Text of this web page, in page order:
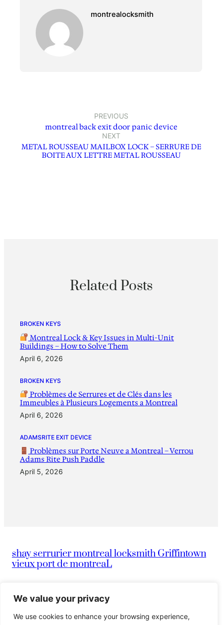
We value your privacy
We use cookies to enhance your browsing experience,
montrealocksmith
PREVIOUS
montreal back exit door panic device
NEXT
METAL ROUSSEAU MAILBOX LOCK – SERRURE DE
BOITE AUX LETTRE METAL ROUSSEAU
Related Posts
BROKEN KEYS
Montreal Lock & Key Issues in Multi-Unit
Buildings – How to Solve Them
April 6, 2026
BROKEN KEYS
Problèmes de Serrures et de Clés dans les
Immeubles à Plusieurs Logements a Montreal
April 6, 2026
ADAMSRITE EXIT DEVICE
Problèmes sur Porte Neuve a Montreal – Verrou
Adams Rite Push Paddle
April 5, 2026
shay serrurier montreal locksmith Griffintown
vieux port de montreaL
info@montreallocksmithserruriermontreal247.com
514-836-9097|Serrurier Shay